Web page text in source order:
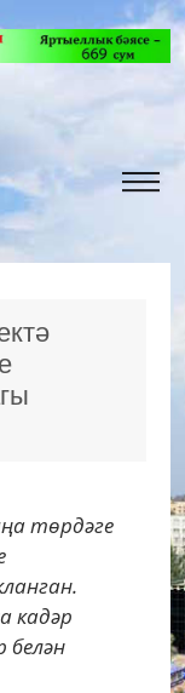
төрдәге
кадәр
белән